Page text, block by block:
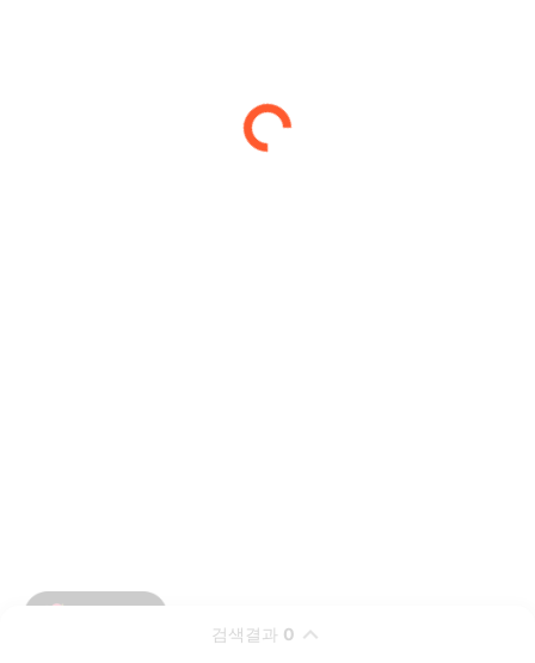
검색결과 0